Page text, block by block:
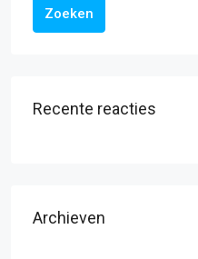
Zoeken
Recente reacties
Archieven